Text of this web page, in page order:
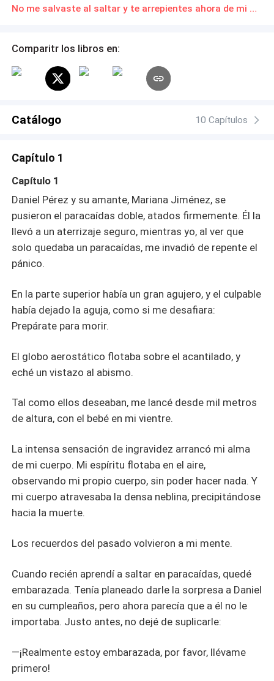
esperamos abajo —me reprendió. Él sacudió mi mano
paracaídas que me quedaba había sido intencionalmente
salté desde la altura.
No me salvaste al saltar y te arrepientes ahora de mi muerte Novelas Online Descarga gratuita de PDF
Comparitr los libros en:
Catálogo 10 Capítulos
Capítulo 1
Capítulo 1
Daniel Pérez y su amante, Mariana Jiménez, se
pusieron el paracaídas doble, atados firmemente. Él la
llevó a un aterrizaje seguro, mientras yo, al ver que
solo quedaba un paracaídas, me invadió de repente el
pánico.
En la parte superior había un gran agujero, y el culpable
había dejado la aguja, como si me desafiara:
Prepárate para morir.
El globo aerostático flotaba sobre el acantilado, y
eché un vistazo al abismo.
Tal como ellos deseaban, me lancé desde mil metros
de altura, con el bebé en mi vientre.
La intensa sensación de ingravidez arrancó mi alma
de mi cuerpo. Mi espíritu flotaba en el aire,
observando mi propio cuerpo, sin poder hacer nada. Y
mi cuerpo atravesaba la densa neblina, precipitándose
hacia la muerte.
Los recuerdos del pasado volvieron a mi mente.
Cuando recién aprendí a saltar en paracaídas, quedé
embarazada. Tenía planeado darle la sorpresa a Daniel
en su cumpleaños, pero ahora parecía que a él no le
importaba. Justo antes, no dejé de suplicarle:
—¡Realmente estoy embarazada, por favor, llévame
primero!